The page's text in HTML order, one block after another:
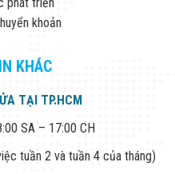
khoản
KHÁC
TẠI TP.HCM
SA – 17:00 CH
tuần 2 và tuần 4 của tháng)